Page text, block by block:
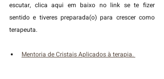
escutar, clica aqui em baixo no link se te fizer
sentido e tiveres preparada(o) para crescer como
terapeuta.
Mentoria de Cristais Aplicados à terapia.